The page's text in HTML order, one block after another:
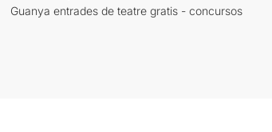
Guanya entrades de teatre gratis - concursos